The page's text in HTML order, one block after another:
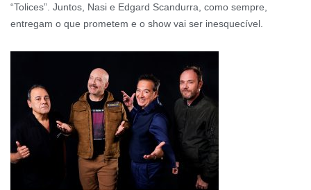
“Tolices”. Juntos, Nasi e Edgard Scandurra, como sempre,
entregam o que prometem e o show vai ser inesquecível.